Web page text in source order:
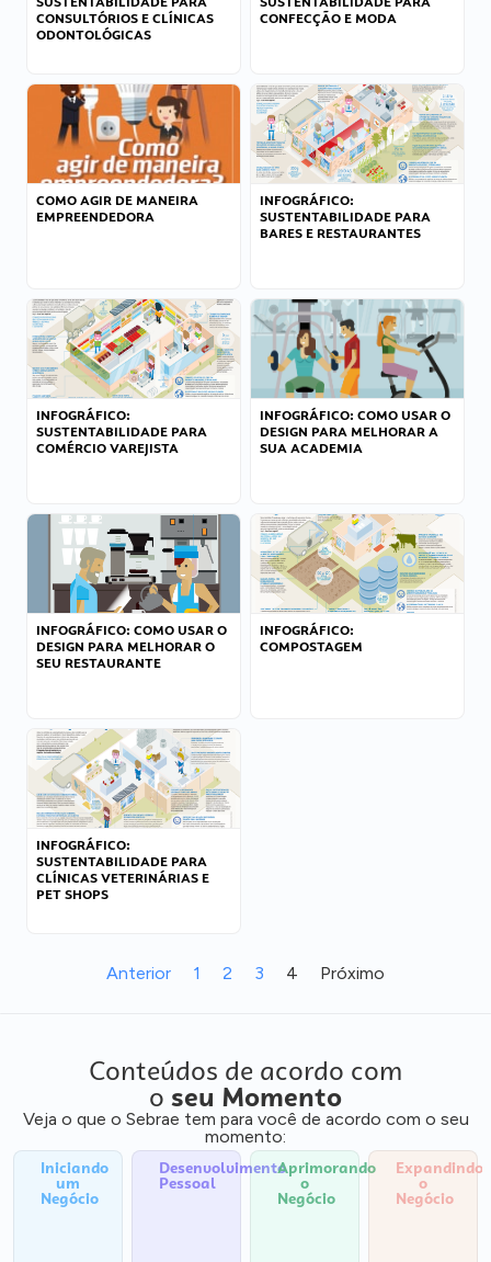
CONSULTÓRIOS E CLÍNICAS
ODONTOLÓGICAS
CONFECÇÃO E MODA
COMO AGIR DE MANEIRA
EMPREENDEDORA
INFOGRÁFICO:
SUSTENTABILIDADE PARA
BARES E RESTAURANTES
INFOGRÁFICO:
SUSTENTABILIDADE PARA
COMÉRCIO VAREJISTA
INFOGRÁFICO: COMO USAR O
DESIGN PARA MELHORAR A
SUA ACADEMIA
INFOGRÁFICO: COMO USAR O
DESIGN PARA MELHORAR O
SEU RESTAURANTE
INFOGRÁFICO:
COMPOSTAGEM
INFOGRÁFICO:
SUSTENTABILIDADE PARA
CLÍNICAS VETERINÁRIAS E
PET SHOPS
Anterior 1 2 3 4 Próximo
Conteúdos de acordo com
o seu Momento
Veja o que o Sebrae tem para você de acordo com o seu
momento:
Iniciando
um
Negócio
Desenvolvimento
Pessoal
Aprimorando
o
Negócio
Expandindo
o
Negócio